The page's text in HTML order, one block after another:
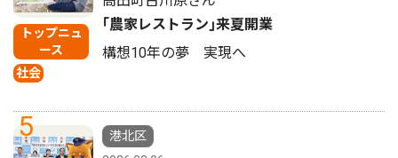
トップニュ
ース
社会
｢農家レストラン｣来夏開業
構想10年の夢 実現へ
5
港北区